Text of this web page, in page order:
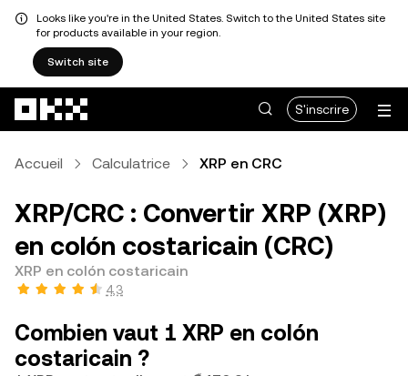
Looks like you're in the United States. Switch to the United States site
for products available in your region.
Switch site
S'inscrire
Accueil Calculatrice XRP en CRC
XRP/CRC : Convertir XRP (XRP)
en colón costaricain (CRC)
XRP en colón costaricain
4,3
Combien vaut 1 XRP en colón
costaricain ?